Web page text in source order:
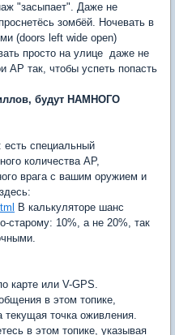
"засыпает". Даже не
зомбёй. Ночевать в
(doors left wide open)
просто на улице  даже не
AP так, чтобы успеть попасть
будут НАМНОГО
есть специальный
количества АР,
врага с вашим оружием и
В калькуляторе шанс
старому: 10%, а не 20%, так
карте или V-GPS.
в этом топике,
текущая точка оживления.
в этом топике, указывая